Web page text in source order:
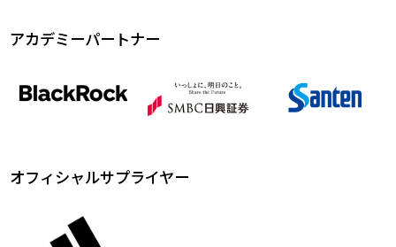
アカデミーパートナー
オフィシャルサプライヤー